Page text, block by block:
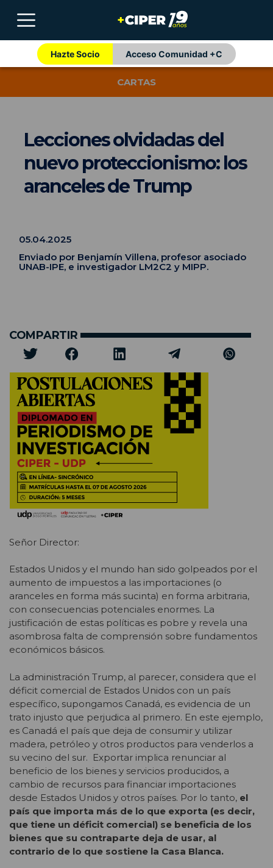
Hazte Socio Acceso Comunidad +C
CARTAS
Lecciones olvidadas del
nuevo proteccionismo: los
aranceles de Trump
05.04.2025
Enviado por Benjamín Villena, profesor asociado
UNAB-IPE, e investigador LM2C2 y MIPP.
COMPARTIR
Señor Director:
Estados Unidos y el mundo han sido golpeados por el
aumento de impuestos a las importaciones (o
aranceles en forma más sucinta) en forma arbitraria,
con consecuencias potenciales enormes. La
justificación de estas políticas es pobre y revela una
asombrosa falta de comprensión sobre fundamentos
económicos básicos.
La administración Trump, al parecer, considera que el
déficit comercial de Estados Unidos con un país
específico, supongamos Canadá, es evidencia de un
trato injusto que perjudica al primero. En este ejemplo,
es Canadá el país que deja de consumir y utilizar
madera, petróleo y otros productos para venderlos a
su vecino del sur. Exportar implica renunciar al
beneficio de los bienes y servicios producidos, a
cambio de recursos para financiar importaciones
desde Estados Unidos y otros países. Por lo tanto, el
país que importa más de lo que exporta (es decir,
que tiene un déficit comercial) se beneficia de los
bienes que su contraparte deja de usar, al
contrario de lo que sostiene la Casa Blanca.